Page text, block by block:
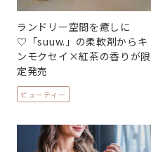
ランドリー空間を癒しに
♡「suuw.」の柔軟剤からキ
ンモクセイ×紅茶の香りが限
定発売
ビューティー